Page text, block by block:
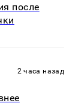
после
2 часа назад